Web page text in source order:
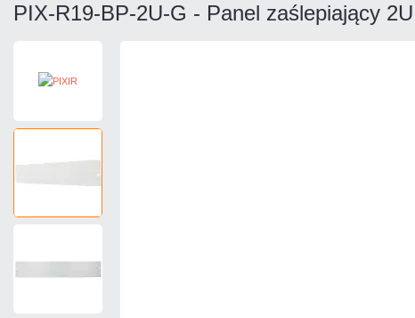
PIX-R19-BP-2U-G - Panel zaślepiający 2U